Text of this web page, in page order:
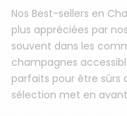
Nos Best-sellers en
plus appréciées par
souvent dans les
champagnes
parfaits pour être sûrs
sélection met en avant